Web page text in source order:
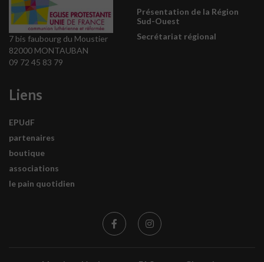
7 bis faubourg du Moustier
82000 MONTAUBAN
09 72 45 83 79
Présentation de la Région
Sud-Ouest
Secrétariat régional
Liens
EPUdF
partenaires
boutique
associations
le pain quotidien